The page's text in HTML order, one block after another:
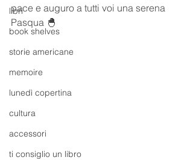
libri
book shelves
storie americane
memoire
lunedì copertina
cultura
accessori
ti consiglio un libro
pace e auguro a tutti voi una serena
Pasqua 🐣